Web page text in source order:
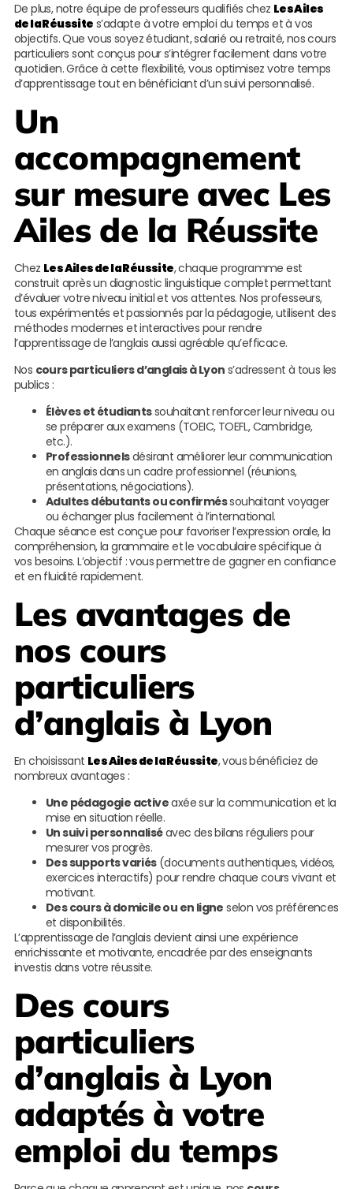
De plus, notre équipe de professeurs qualifiés chez Les Ailes
de la Réussite s’adapte à votre emploi du temps et à vos
objectifs. Que vous soyez étudiant, salarié ou retraité, nos cours
particuliers sont conçus pour s’intégrer facilement dans votre
quotidien. Grâce à cette flexibilité, vous optimisez votre temps
d’apprentissage tout en bénéficiant d’un suivi personnalisé.
Un
accompagnement
sur mesure avec Les
Ailes de la Réussite
Chez Les Ailes de la Réussite, chaque programme est
construit après un diagnostic linguistique complet permettant
d’évaluer votre niveau initial et vos attentes. Nos professeurs,
tous expérimentés et passionnés par la pédagogie, utilisent des
méthodes modernes et interactives pour rendre
l’apprentissage de l’anglais aussi agréable qu’efficace.
Nos cours particuliers d’anglais à Lyon s’adressent à tous les
publics :
Élèves et étudiantssouhaitant renforcer leur niveau ou
se préparer aux examens (TOEIC, TOEFL, Cambridge,
etc.).
Professionnelsdésirant améliorer leur communication
en anglais dans un cadre professionnel (réunions,
présentations, négociations).
Adultes débutants ou confirméssouhaitant voyager
ou échanger plus facilement à l’international.
Chaque séance est conçue pour favoriser l’expression orale, la
compréhension, la grammaire et le vocabulaire spécifique à
vos besoins. L’objectif : vous permettre de gagner en confiance
et en fluidité rapidement.
Les avantages de
nos cours
particuliers
d’anglais à Lyon
En choisissant Les Ailes de la Réussite, vous bénéficiez de
nombreux avantages :
Une pédagogie activeaxée sur la communication et la
mise en situation réelle.
Un suivi personnaliséavec des bilans réguliers pour
mesurer vos progrès.
Des supports variés(documents authentiques, vidéos,
exercices interactifs) pour rendre chaque cours vivant et
motivant.
Des cours à domicile ou en ligne selon vos préférences
et disponibilités.
L’apprentissage de l’anglais devient ainsi une expérience
enrichissante et motivante, encadrée par des enseignants
investis dans votre réussite.
Des cours
particuliers
d’anglais à Lyon
adaptés à votre
emploi du temps